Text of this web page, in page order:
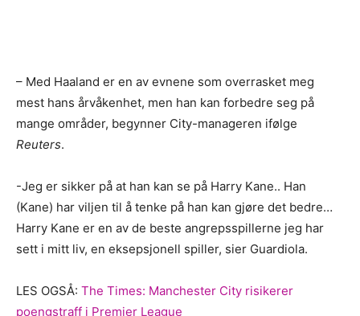
– Med Haaland er en av evnene som overrasket meg
mest hans årvåkenhet, men han kan forbedre seg på
mange områder, begynner City-manageren ifølge
Reuters.
-Jeg er sikker på at han kan se på Harry Kane.. Han
(Kane) har viljen til å tenke på han kan gjøre det bedre…
Harry Kane er en av de beste angrepsspillerne jeg har
sett i mitt liv, en eksepsjonell spiller, sier Guardiola.
LES OGSÅ: The Times: Manchester City risikerer
poengstraff i Premier League